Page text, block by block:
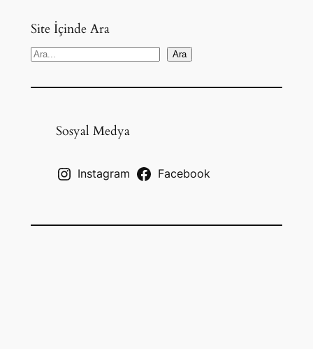
Site İçinde Ara
S
a
Ara
Sosyal Medya
Instagram Facebook